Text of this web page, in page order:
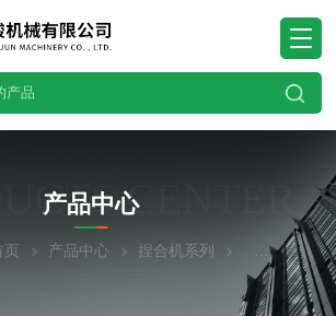
CENTER
产品中心
页 产品中心 捏合机系列 阻燃剂捏合机